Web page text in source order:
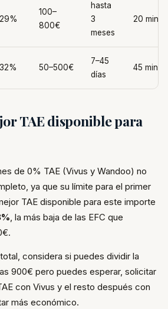
29%
100–
800€
hasta
3
meses
20 min
32% 50–500€
7–45
días
45 min
TAE disponible para
de 0% TAE (Vivus y Wandoo) no
ya que su límite para el primer
TAE disponible para este importe
, la más baja de las EFC que
considera si puedes dividir la
900€ pero puedes esperar, solicitar
con Vivus y el resto después con
más económico.